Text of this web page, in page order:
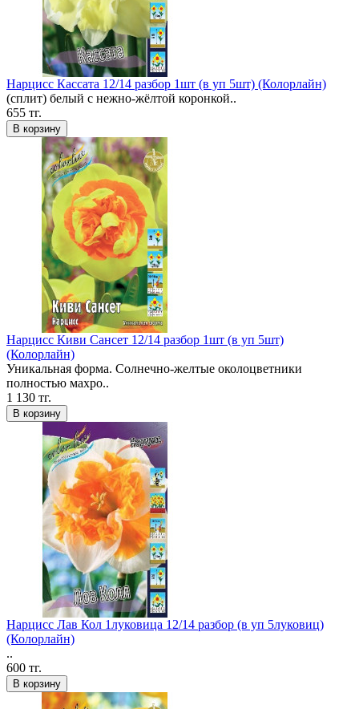
Нарцисс Кассата 12/14 разбор 1шт (в уп 5шт) (Колорлайн)
(сплит) белый с нежно-жёлтой коронкой..
655 тг.
В корзину
Нарцисс Киви Сансет 12/14 разбор 1шт (в уп 5шт)
(Колорлайн)
Уникальная форма. Солнечно-желтые околоцветники
полностью махро..
1 130 тг.
В корзину
Нарцисс Лав Кол 1луковица 12/14 разбор (в уп 5луковиц)
(Колорлайн)
..
600 тг.
В корзину